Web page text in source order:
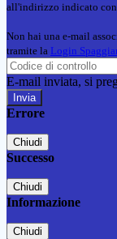
all'indirizzo indicato
Non hai una e-mail
tramite la Login
E-mail inviata, si
Errore
Chiudi
Successo
Chiudi
Informazione
Chiudi